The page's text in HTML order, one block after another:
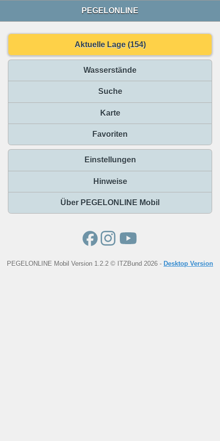
PEGELONLINE
Aktuelle Lage (154)
Wasserstände
Suche
Karte
Favoriten
Einstellungen
Hinweise
Über PEGELONLINE Mobil
PEGELONLINE Mobil Version 1.2.2 © ITZBund 2026 - Desktop Version